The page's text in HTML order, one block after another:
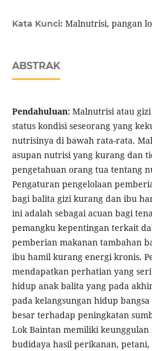
Kata Kunci: Malnutrisi, pangan
ABSTRAK
Pendahuluan:Malnutrisi atau
status kondisi seseorang yang
nutrisinya di bawah rata-rata.
asupan nutrisi yang kurang dan
pengetahuan orang tua tentang
Pengaturan pengelolaan
bagi balita gizi kurang dan ibu
ini adalah sebagai acuan bagi
pemangku kepentingan terkait
pemberian makanan tambahan
ibu hamil kurang energi kronis.
mendapatkan perhatian yang
hidup anak balita yang pada
pada kelangsungan hidup
besar terhadap peningkatan
Lok Baintan memiliki
budidaya hasil perikanan,